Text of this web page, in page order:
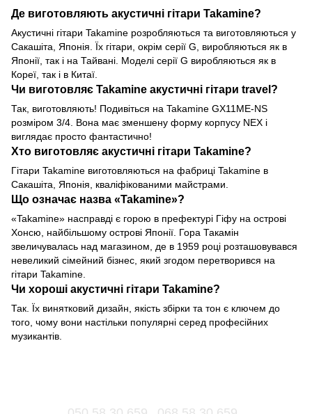
Де виготовляють акустичні гітари Takamine?
Акустичні гітари Takamine розробляються та виготовляються у
Сакашіта, Японія. Їх гітари, окрім серії G, виробляються як в
Японії, так і на Тайвані. Моделі серії G виробляються як в
Кореї, так і в Китаї.
Чи виготовляє Takamine акустичні гітари travel?
Так, виготовляють! Подивіться на Takamine GX11ME-NS
розміром 3/4. Вона має зменшену форму корпусу NEX і
виглядає просто фантастично!
Хто виготовляє акустичні гітари Takamine?
Гітари Takamine виготовляються на фабриці Takamine в
Сакашіта, Японія, кваліфікованими майстрами.
Що означає назва «Takamine»?
«Takamine» насправді є горою в префектурі Гіфу на острові
Хонсю, найбільшому острові Японії. Гора Такамін
звеличувалась над магазином, де в 1959 році розташовувався
невеликий сімейний бізнес, який згодом перетворився на
гітари Takamine.
Чи хороші акустичні гітари Takamine?
Так. Їх винятковий дизайн, якість збірки та тон є ключем до
того, чому вони настільки популярні серед професійних
музикантів.